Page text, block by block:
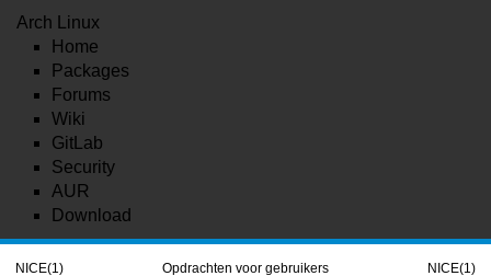
Arch Linux
Home
Packages
Forums
Wiki
GitLab
Security
AUR
Download
NICE(1) Opdrachten voor gebruikers NICE(1)